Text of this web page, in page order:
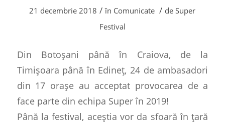
21 decembrie 2018 / în Comunicate / deSuper
Festival
Din Botoșani până în Craiova, de la
Timișoara până în Edineț, 24 de ambasadori
din 17 orașe au acceptat provocarea de a
face parte din echipa Super în 2019!
Până la festival, aceștia vor da sfoară în țară